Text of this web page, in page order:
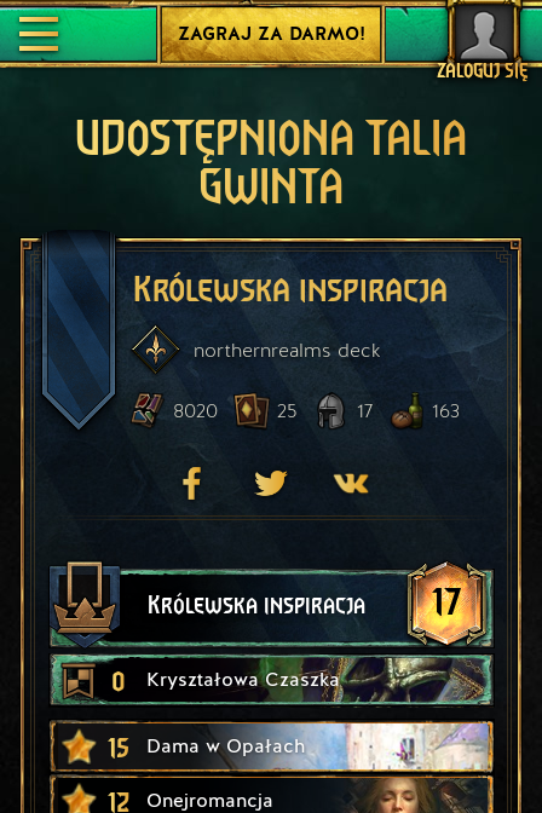
ZALOGUJ SIĘ
ZAGRAJ ZA DARMO!
UDOSTĘPNIONA TALIA
GWINTA
Królewska inspiracja
northernrealmsdeck
8020 25 17 163
Królewska inspiracja 17
0 Kryształowa Czaszka
15 Dama w Opałach
12 Onejromancja